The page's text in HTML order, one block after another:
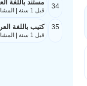
34 مستند باللغة
قبل 1 سنة | المشاهدات: 38868 | الحجم: 400.3KB
35 كتيب باللغة
قبل 1 سنة | المشاهدات: 38901 | الحجم: 231.9KB